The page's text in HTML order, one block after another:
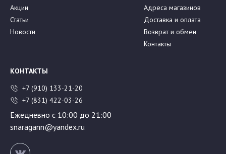
Акции
Статьи
Новости
Адреса магазинов
Доставка и оплата
Возврат и обмен
Контакты
КОНТАКТЫ
+7 (910) 133-21-20
+7 (831) 422-03-26
Ежедневно с 10:00 до 21:00
snaragann@yandex.ru